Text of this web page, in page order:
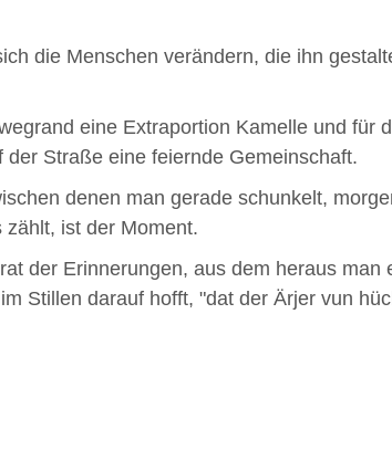
die Menschen verändern, die ihn
eine Extraportion Kamelle und
Straße eine feiernde Gemeinschaft.
denen man gerade schunkelt,
zählt, ist der Moment.
der Erinnerungen, aus dem heraus
Stillen darauf hofft, "dat der Ärjer vun